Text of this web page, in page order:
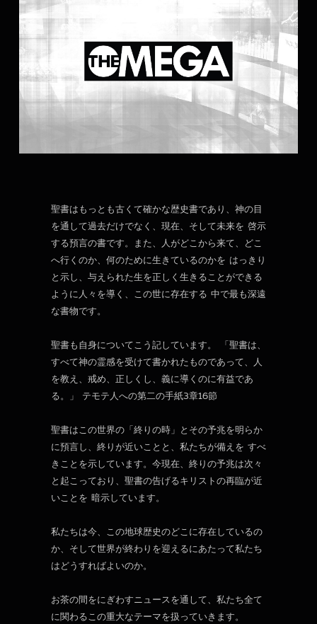
聖書はもっとも古くて確かな歴史書であり、神の目
を通して過去だけでなく、現在、そして未来を 啓示
する預言の書です。また、人がどこから来て、どこ
へ行くのか、何のために生きているのかを はっきり
と示し、与えられた生を正しく生きることができる
ように人々を導く、この世に存在する 中で最も深遠
な書物です。
聖書も自身についてこう記しています。 「聖書は、
すべて神の霊感を受けて書かれたものであって、人
を教え、戒め、正しくし、義に導くのに有益であ
る。」 テモテ人への第二の手紙3章16節
聖書はこの世界の「終りの時」とその予兆を明らか
に預言し、終りが近いことと、私たちが備えを すべ
きことを示しています。今現在、終りの予兆は次々
と起こっており、聖書の告げるキリストの再臨が近
いことを 暗示しています。
私たちは今、この地球歴史のどこに存在しているの
か、そして世界が終わりを迎えるにあたって私たち
はどうすればよいのか。
お茶の間をにぎわすニュースを通して、私たち全て
に関わるこの重大なテーマを扱っていきます。